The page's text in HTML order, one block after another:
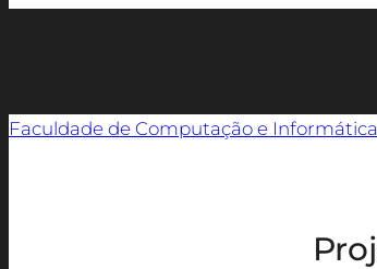
Faculdade de Computação e Informática